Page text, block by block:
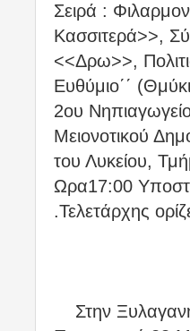
Σειρά :
Κασσιτερά>>,
<<Δρω>>,
Ευθύμιο΄΄
2ου
Μειονοτικού
του Λυκείου,
Ωρα17:00
.Τελετάρχης
Στην